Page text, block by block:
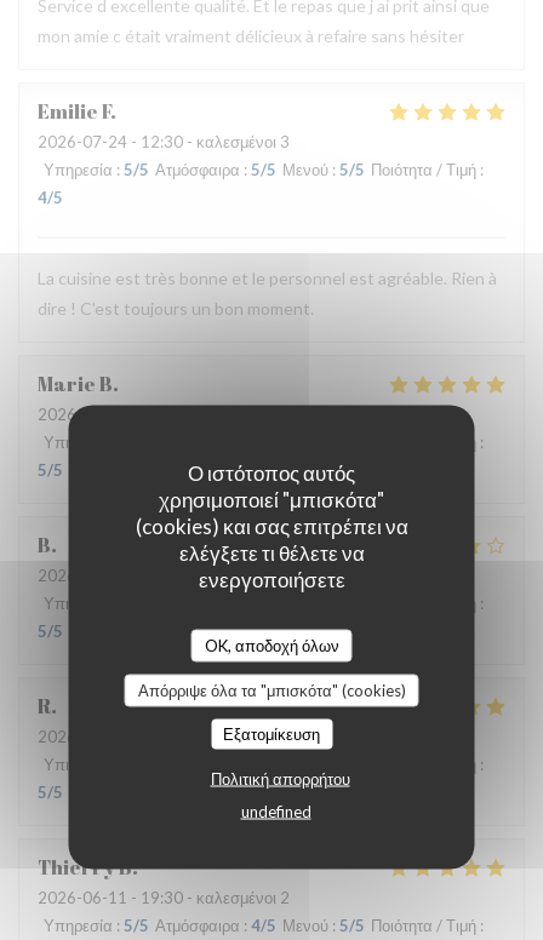
Ο ιστότοπος αυτός
χρησιμοποιεί "μπισκότα"
(cookies) και σας επιτρέπει να
ελέγξετε τι θέλετε να
ενεργοποιήσετε
OK, αποδοχή όλων
Απόρριψε όλα τα "μπισκότα" (cookies)
Εξατομίκευση
Πολιτική απορρήτου
undefined
Service d excellente qualité. Et le repas que j ai prit ainsi que
mon amie c était vraiment délicieux à refaire sans hésiter
EmilieF
2026-07-24 - 12:30 - καλεσμένοι 3
Υπηρεσία :5/5 Ατμόσφαιρα : 5/5 Μενού : 5/5 Ποιότητα / Τιμή :
4/5
La cuisine est très bonne et le personnel est agréable. Rien à
dire ! C'est toujours un bon moment.
MarieB
2026-07-21
Υπηρεσία
Ποιότητα / Τιμή :
5/5
B
2026-07-08
- 20:00 - καλεσμένοι 4
Υπηρεσία
:
5/5
R
2026-06-17
- 13:00 - καλεσμένοι 3
Υπηρεσία
Ποιότητα / Τιμή :
5/5
ThierryB
2026-06-11 - 19:30 - καλεσμένοι 2
Υπηρεσία : 5/5 Ατμόσφαιρα : 4/5 Μενού : 5/5 Ποιότητα / Τιμή :